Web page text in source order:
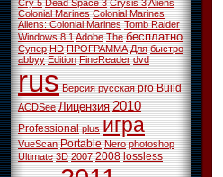
Cry 5 Dead Space 3 Crysis 3Aliens
Colonial Marines Colonial Marines
Aliens: Colonial Marines Tomb Raider
Windows 8.1Adobe The бесплатно
Супер HD ПРОГРАММА Для быстро
abbyy Edition FineReader dvd
rus Версия русская pro Build
ACDSee Лицензия 2010
Professional plus игра
VueScan Portable Nero photoshop
Ultimate 3D 2007 2008 lossless